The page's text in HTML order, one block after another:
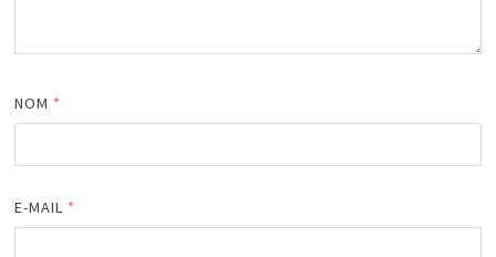
NOM *
E-MAIL *